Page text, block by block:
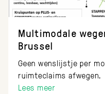
Multimodale
Brussel
Geen wenslijstje per
ruimteclaims afwegen.
Lees meer